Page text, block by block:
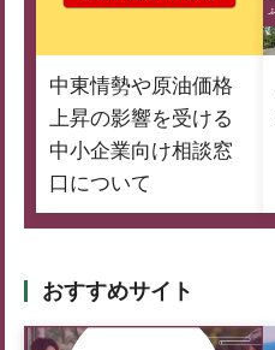
中東情勢や原油価格
上昇の影響を受ける
中小企業向け相談窓
口について
おすすめサイト